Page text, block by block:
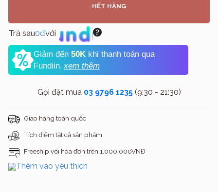
HẾT HÀNG
Trả sau0đvới
Giảm đến 50K khi thanh toán qua
Fundiin. xem thêm
Gọi đặt mua 03 9796 1235(9:30 - 21:30)
Giao hàng toàn quốc
Tích điểm tất cả sản phẩm
Freeship với hóa đơn trên 1.000.000VNĐ
Thêm vào yêu thích